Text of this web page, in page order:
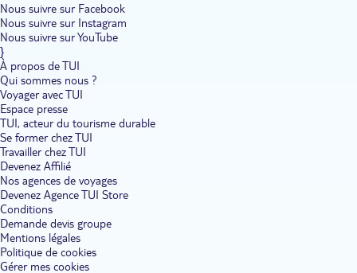
Nous suivre sur Facebook
Nous suivre sur Instagram
Nous suivre sur YouTube
}
À propos de TUI
Qui sommes nous ?
Voyager avec TUI
Espace presse
TUI, acteur du tourisme durable
Se former chez TUI
Travailler chez TUI
Devenez Affilié
Nos agences de voyages
Devenez Agence TUI Store
Conditions
Demande devis groupe
Mentions légales
Politique de cookies
Gérer mes cookies